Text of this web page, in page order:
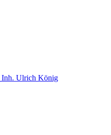
Inh. Ulrich König